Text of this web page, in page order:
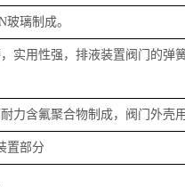
玻璃制成。
实用性强，排液装置阀门的弹
力含氟聚合物制成，阀门外壳用
置部分